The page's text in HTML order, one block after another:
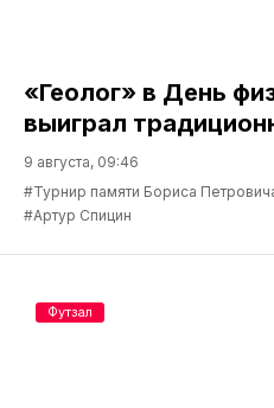
«Геолог» в День
выиграл
9 августа, 09:46
#Турнир памяти Бориса
#Артур Спицин
Футзал